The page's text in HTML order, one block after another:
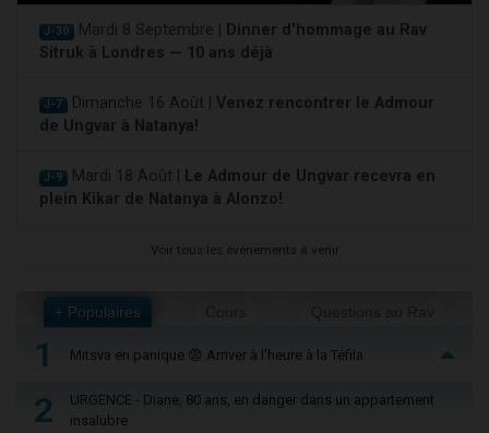
J-30 Mardi 8 Septembre |
Dinner d'hommage au Rav
Sitruk à Londres — 10 ans déjà
J-7 Dimanche 16 Août | Venez rencontrer le Admour
de Ungvar à Natanya!
J-9 Mardi 18 Août |
Le Admour de Ungvar recevra en
plein Kikar de Natanya à Alonzo!
Voir tous les événements à venir
+ Populaires
1 Mitsva en panique 😨 Arriver à l'heure à la Téfila
2
URGENCE - Diane, 80 ans, en danger dans un appartement
insalubre